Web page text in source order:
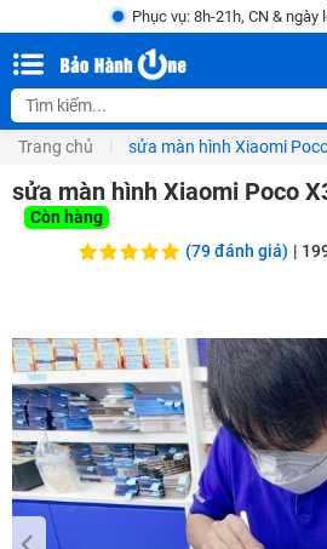
Phục vụ: 8h-21h, CN & ngày
Trang chủ sửa màn hình Xiaomi
sửa màn hình Xiaomi Poco
Còn hàng
(79 đánh giá) |